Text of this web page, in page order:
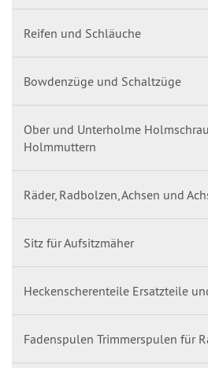
Reifen und Schläuche
Bowdenzüge und Schaltzüge
Ober und Unterholme
Holmmuttern
Räder, Radbolzen, Achsen und
Sitz für Aufsitzmäher
Heckenscherenteile Ersatzteile
Fadenspulen Trimmerspulen für